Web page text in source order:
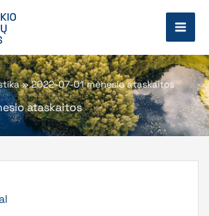
»2022-07-01 mėnesio ataskaitos
ataskaitos